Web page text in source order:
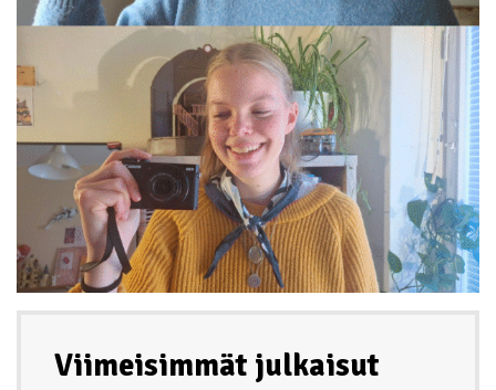
Viimeisimmät julkaisut